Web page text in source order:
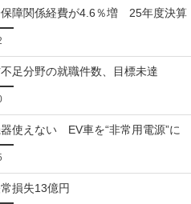
障関係経費が4.6％増 25年度決算
足分野の就職件数、目標未達
使えない EV車を“非常用電源”に
損失13億円